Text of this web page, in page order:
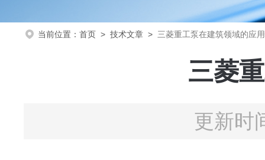
当前位置： 首页 > 技术文章 > 三菱重工泵在建筑领域的应
三菱
更新时